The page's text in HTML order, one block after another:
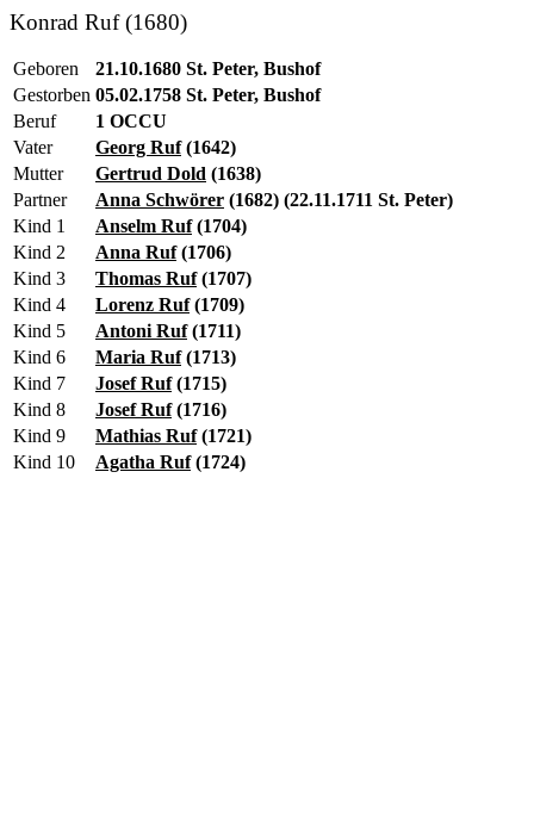
Konrad Ruf (1680)
Geboren
21.10.1680 St. Peter, Bushof
Gestorben 05.02.1758 St. Peter, Bushof
Beruf
1 OCCU
Vater
Georg Ruf(1642)
Mutter
Gertrud Dold (1638)
Partner
Anna Schwörer (1682) (22.11.1711 St. Peter)
Kind 1
Anselm Ruf(1704)
Kind 2
Anna Ruf(1706)
Kind 3
Thomas Ruf(1707)
Kind 4
Lorenz Ruf(1709)
Kind 5
Antoni Ruf(1711)
Kind 6
Maria Ruf(1713)
Kind 7
Josef Ruf(1715)
Kind 8
Josef Ruf(1716)
Kind 9
Mathias Ruf(1721)
Kind 10
Agatha Ruf(1724)